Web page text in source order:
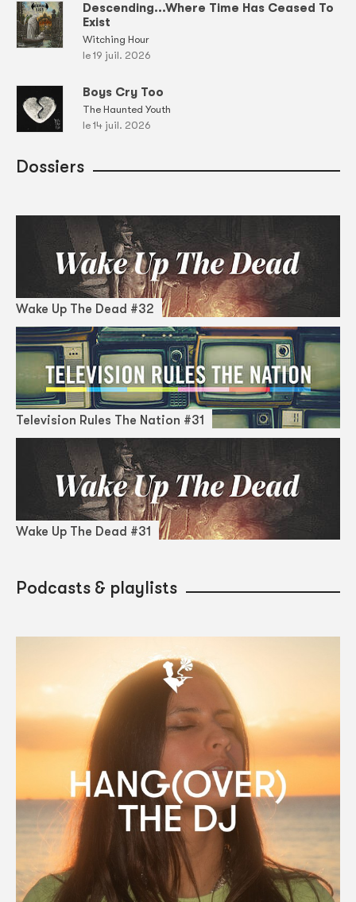
Descending...Where Time Has Ceased To
Exist
Witching Hour
le 19 juil. 2026
Boys Cry Too
The Haunted Youth
le 14 juil. 2026
Dossiers
Wake Up The Dead #32
Television Rules The Nation #31
Wake Up The Dead #31
Podcasts & playlists